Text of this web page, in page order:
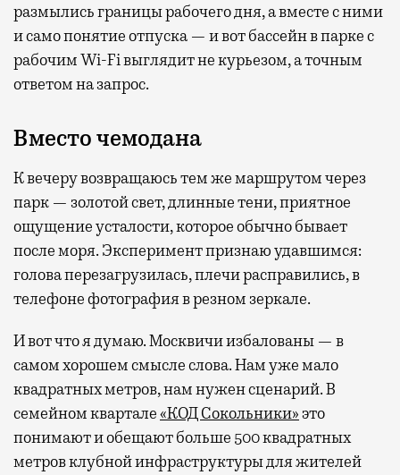
размылись границы рабочего дня, а вместе с ними
и само понятие отпуска — и вот бассейн в парке с
рабочим Wi-Fi выглядит не курьезом, а точным
ответом на запрос.
Вместо чемодана
К вечеру возвращаюсь тем же маршрутом через
парк — золотой свет, длинные тени, приятное
ощущение усталости, которое обычно бывает
после моря. Эксперимент признаю удавшимся:
голова перезагрузилась, плечи расправились, в
телефоне фотография в резном зеркале.
И вот что я думаю. Москвичи избалованы — в
самом хорошем смысле слова. Нам уже мало
квадратных метров, нам нужен сценарий. В
семейном квартале«КОД Сокольники»это
понимают и обещают больше 500 квадратных
метров клубной инфраструктуры для жителей